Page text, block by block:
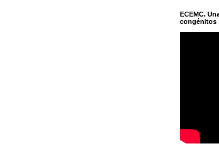
ECEMC.
congénitos